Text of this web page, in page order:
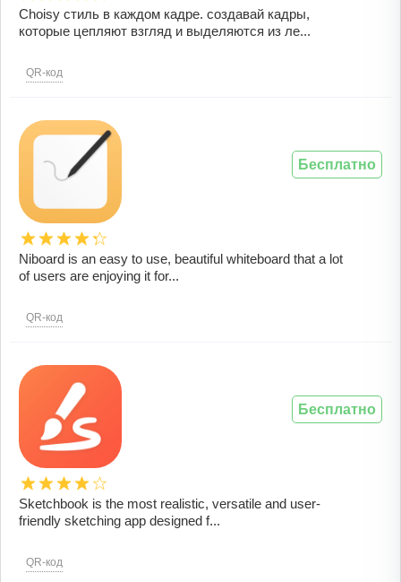
Choisy стиль в каждом кадре. создавай кадры,
которые цепляют взгляд и выделяются из ле...
QR-код
Niboard is an easy to use, beautiful whiteboard that a lot
of users are enjoying it for...
QR-код
Бесплатно
Sketchbook is the most realistic, versatile and user-
friendly sketching app designed f...
QR-код
Бесплатно